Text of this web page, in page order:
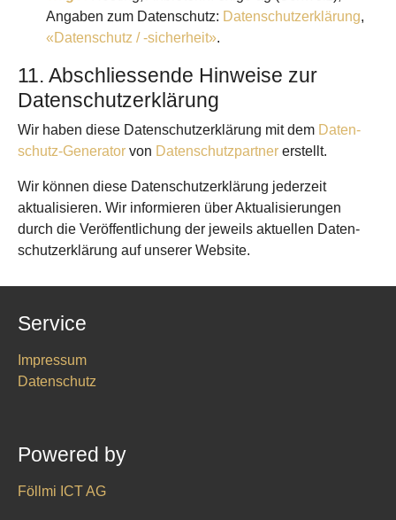
Angaben zum Datenschutz: Datenschutzerklärung,
«Datenschutz / -sicherheit».
11. Abschliessende Hinweise zur
Daten­schutz­erklärung
Wir haben diese Daten­schutz­erklärung mit dem Daten­
schutz-Generator von Daten­schutz­partner erstellt.
Wir können diese Daten­schutz­erklärung jederzeit
aktualisieren. Wir informieren über Aktualisierungen
durch die Veröffentlichung der jeweils aktuellen Daten­
schutz­erklärung auf unserer Website.
Service
Impressum
Datenschutz
Powered by
Föllmi ICT AG